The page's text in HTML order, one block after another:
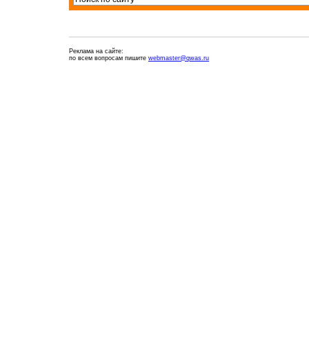
Реклама на сайте:
по всем вопросам пишите webmaster@qwas.ru